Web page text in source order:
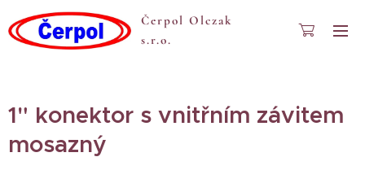
Čerpol Olczak
s.r.o.
1" konektor s vnitřním závitem
mosazný